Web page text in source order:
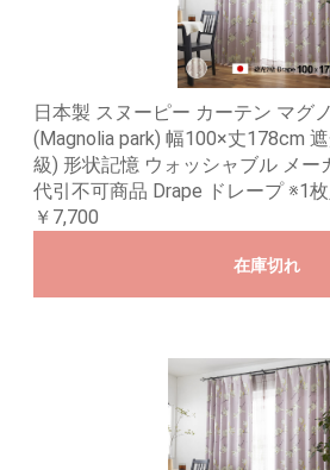
日本製 スヌーピー カーテン マグ
(Magnolia park) 幅100×丈178cm
級) 形状記憶 ウォッシャブル メー
代引不可商品 Drape ドレープ ※1枚
￥7,700
在庫切れ